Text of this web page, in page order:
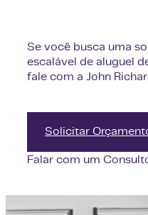
Se você busca uma
escalável de aluguel
fale com a John
Solicitar
Falar com um